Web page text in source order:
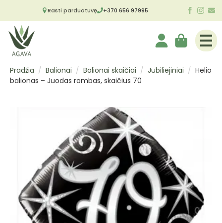
Rasti parduotuvę +370 656 97995
Pradžia Balionai Balionai skaičiai Jubiliejiniai
Helio
balionas – Juodas rombas, skaičius 70